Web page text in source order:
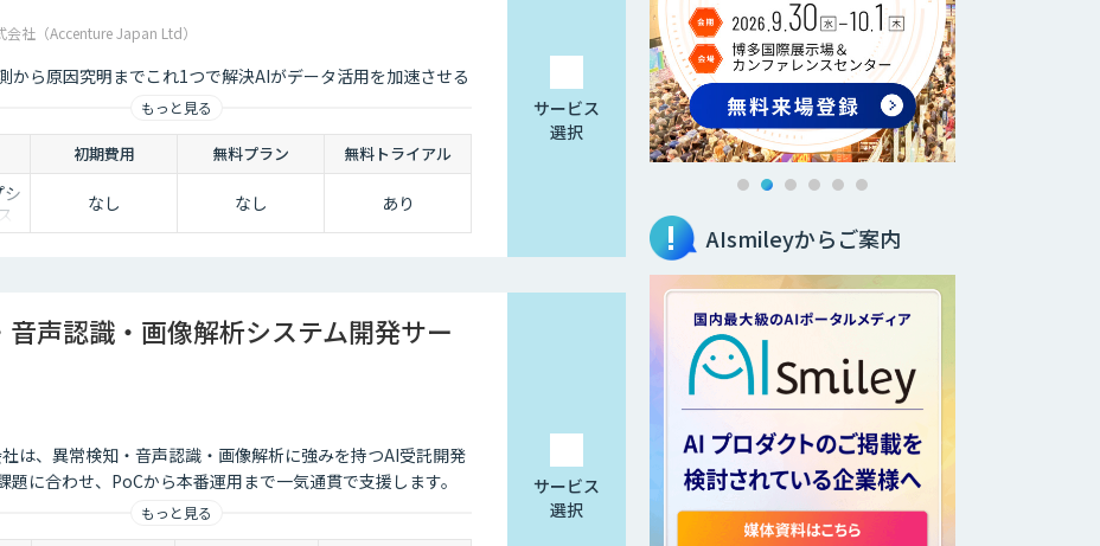
社（Accenture Japan Ltd）
から原因究明までこれ1つで解決AIがデータ活用を加速させる
もっと見る
初期費用 無料プラン 無料トライアル
く
オ
能
なし なし あり
サービス
選択
音声認識・画像解析システム開発サー
は、異常検知・音声認識・画像解析に強みを持つAI受託開発
題に合わせ、PoCから本番運用まで一気通貫で支援します。
もっと見る
サービス
選択
AIsmileyからご案内